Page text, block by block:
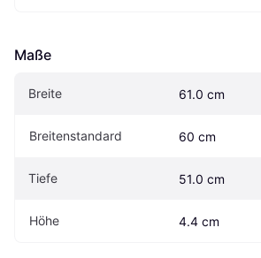
Maße
Breite 61.0 cm
Breitenstandard 60 cm
Tiefe 51.0 cm
Höhe 4.4 cm